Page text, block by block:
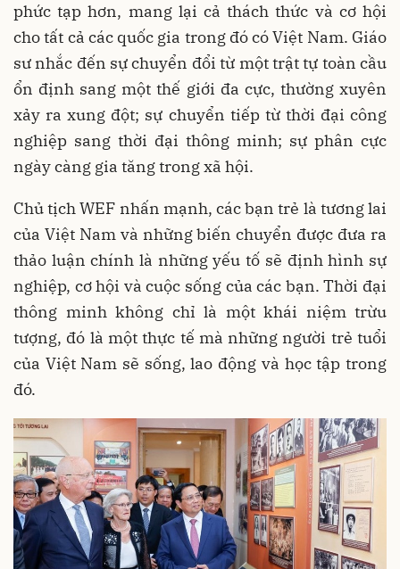
phức tạp hơn, mang lại cả thách thức và cơ hội
cho tất cả các quốc gia trong đó có Việt Nam. Giáo
sư nhắc đến sự chuyển đổi từ một trật tự toàn cầu
ổn định sang một thế giới đa cực, thường xuyên
xảy ra xung đột; sự chuyển tiếp từ thời đại công
nghiệp sang thời đại thông minh; sự phân cực
ngày càng gia tăng trong xã hội.
Chủ tịch WEF nhấn mạnh, các bạn trẻ là tương lai
của Việt Nam và những biến chuyển được đưa ra
thảo luận chính là những yếu tố sẽ định hình sự
nghiệp, cơ hội và cuộc sống của các bạn. Thời đại
thông minh không chỉ là một khái niệm trừu
tượng, đó là một thực tế mà những người trẻ tuổi
của Việt Nam sẽ sống, lao động và học tập trong
đó.